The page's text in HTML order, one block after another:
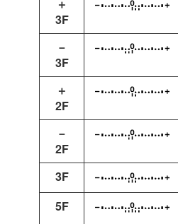
＋
3F
－
3F
＋
2F
－
2F
3F
5F